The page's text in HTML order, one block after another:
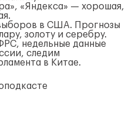
«Яндекса» — хорошая,
в США. Прогнозы
золоту и серебру.
недельные данные
следим
в Китае.